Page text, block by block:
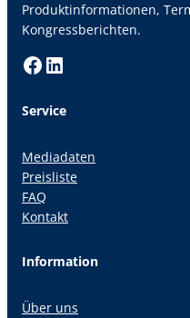
Produktinformationen,
Kongressberichten.
Facebook LinkedIn
Service
Mediadaten
Preisliste
FAQ
Kontakt
Information
Über uns